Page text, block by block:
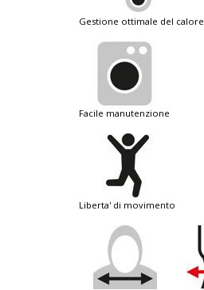
gestione ottimale del calore
facile manutenzione
liberta' di movimento